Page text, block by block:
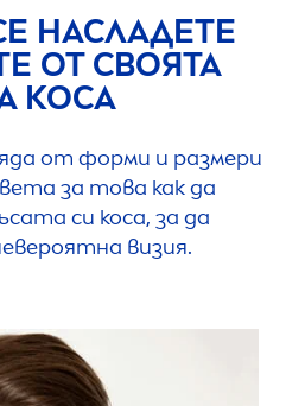
НАСЛАДЕТЕ
ОТ СВОЯТА
КОСА
от форми и размери
за това как да
си коса, за да
визия.